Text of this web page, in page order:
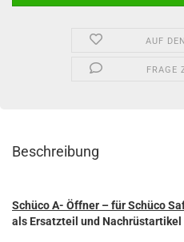
AUF
FRAGE
Beschreibung
Schüco A- Öffner – für Schüco
als Ersatzteil und Nachrüstartikel